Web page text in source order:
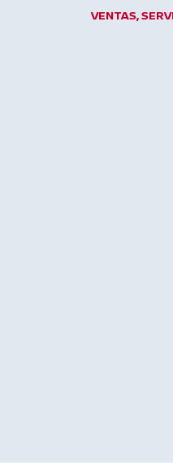
VENTAS,